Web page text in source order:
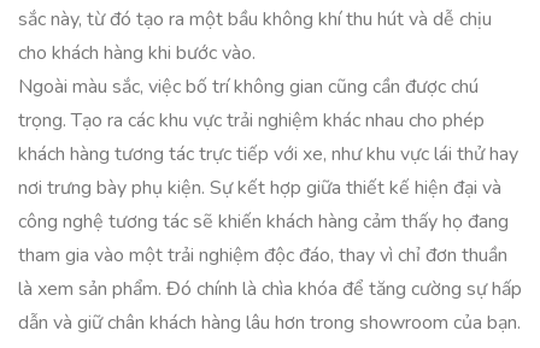
sắc này, từ đó tạo ra một bầu không khí thu hút và dễ chịu
cho khách hàng khi bước vào.
Ngoài màu sắc, việc bố trí không gian cũng cần được chú
trọng. Tạo ra các khu vực trải nghiệm khác nhau cho phép
khách hàng tương tác trực tiếp với xe, như khu vực lái thử hay
nơi trưng bày phụ kiện. Sự kết hợp giữa thiết kế hiện đại và
công nghệ tương tác sẽ khiến khách hàng cảm thấy họ đang
tham gia vào một trải nghiệm độc đáo, thay vì chỉ đơn thuần
là xem sản phẩm. Đó chính là chìa khóa để tăng cường sự hấp
dẫn và giữ chân khách hàng lâu hơn trong showroom của bạn.